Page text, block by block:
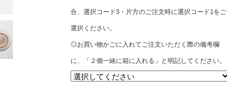
合、選択コード3・片方のご注文時に選択コード1をご
選択ください。
◎お買い物かごに入れてご注文いただく際の備考欄
に、「２個一緒に箱に入れる」と明記してください。